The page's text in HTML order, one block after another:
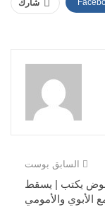
شارك
السابق بوست
يكتب | يسقط
الأبوي والأمومي